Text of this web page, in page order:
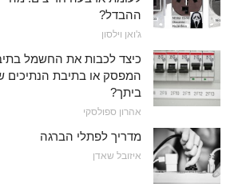
ההבדל?
ג'ואן וילסון
כיצד לכבות את החשמל
המפסק או בתיבת הנתיכים
ביתך?
אהרון ספולסקי
מדריך לפתלי הברגה
איזובל שאדן